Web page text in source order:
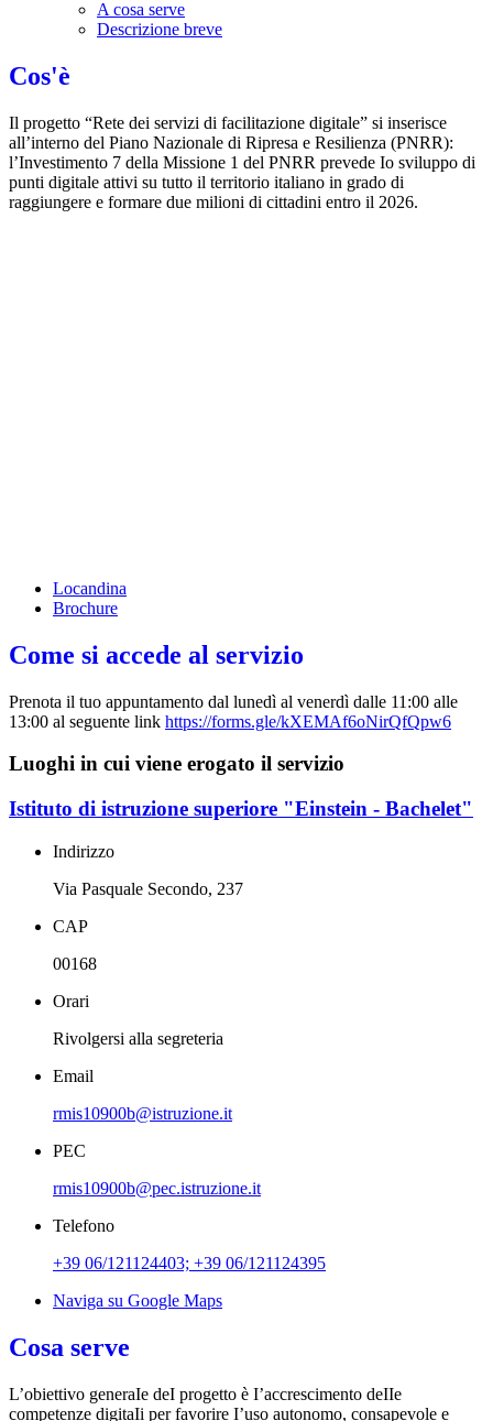
A cosa serve
Descrizione breve
Cos'è
Il progetto “Rete dei servizi di facilitazione digitale” si inserisce
all’interno del Piano Nazionale di Ripresa e Resilienza (PNRR):
l’Investimento 7 della Missione 1 del PNRR prevede Io sviluppo di
punti digitale attivi su tutto il territorio italiano in grado di
raggiungere e formare due milioni di cittadini entro il 2026.
Locandina
Brochure
Come si accede al servizio
Prenota il tuo appuntamento dal lunedì al venerdì dalle 11:00 alle
13:00 al seguente link https://forms.gle/kXEMAf6oNirQfQpw6
Luoghi in cui viene erogato il servizio
Istituto di istruzione superiore "Einstein - Bachelet"
Indirizzo
Via Pasquale Secondo, 237
CAP
00168
Orari
Rivolgersi alla segreteria
Email
rmis10900b@istruzione.it
PEC
rmis10900b@pec.istruzione.it
Telefono
+39 06/121124403; +39 06/121124395
Naviga su Google Maps
Cosa serve
L’obiettivo generaIe deI progetto è I’accrescimento deIIe
competenze digitaIi per favorire I’uso autonomo, consapevole e